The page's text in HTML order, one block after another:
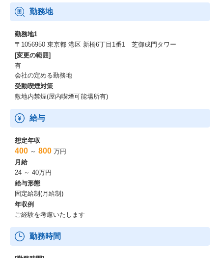
勤務地
勤務地1
〒1056950 東京都 港区 新橋6丁目1番1 芝御成門タワー
[変更の範囲]
有
会社の定める勤務地
受動喫煙対策
敷地内禁煙(屋内喫煙可能場所有)
給与
想定年収
400 ～ 800 万円
月給
24 ～ 40万円
給与形態
固定給制(月給制)
年収例
ご経験を考慮いたします
勤務時間